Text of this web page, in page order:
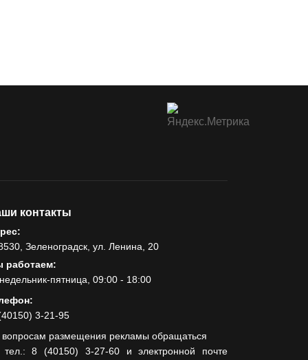
контакты
Зеленоградск, ул. Ленина, 20
работаем:
пятница, 09:00 - 18:00
3-21-95
размещения рекламы обращаться
тел.: 8 (40150) 3-27-60 и электронной почте